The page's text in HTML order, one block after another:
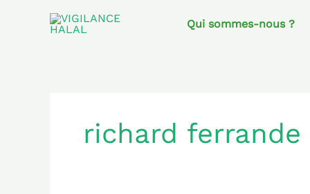
Qui sommes-nous ?
richard ferrande